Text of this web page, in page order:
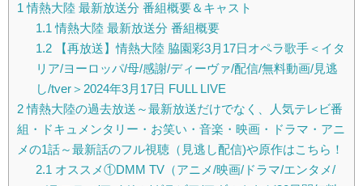
1情熱大陸 最新放送分 番組概要＆キャスト
1.1情熱大陸 最新放送分 番組概要
1.2【再放送】情熱大陸 脇園彩3月17日オペラ歌手＜イタ
リア/ヨーロッパ/母/感謝/ディーヴァ/配信/無料動画/見逃
し/tver＞2024年3月17日 FULL LIVE
2情熱大陸の過去放送～最新放送だけでなく、人気テレビ番
組・ドキュメンタリー・お笑い・音楽・映画・ドラマ・アニ
メの1話～最新話のフル視聴（見逃し配信)や原作はこちら！
2.1オススメ①DMM TV（アニメ/映画/ドラマ/エンタメ/